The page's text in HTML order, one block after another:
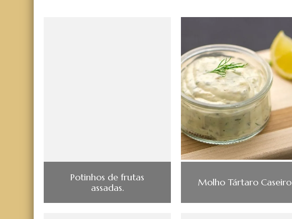
Potinhos de frutas
assadas.
Molho Tártaro Caseiro